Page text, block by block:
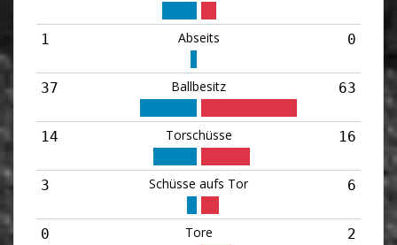
1 Abseits 0
37 Ballbesitz 63
14 Torschüsse 16
3 Schüsse aufs Tor 6
0 Tore 2